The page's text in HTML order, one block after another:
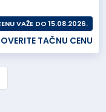
VAŽE DO 15.08.2026.
TAČNU CENU